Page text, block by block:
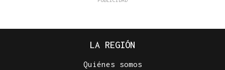
LA REGIÓN
Quiénes somos